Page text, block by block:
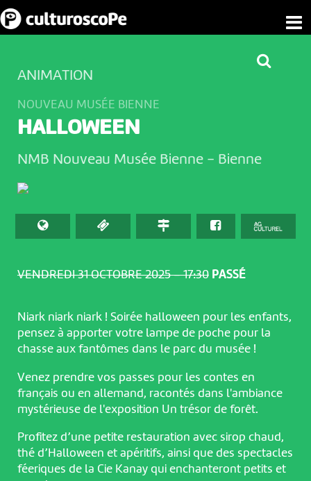
VENDREDI 31 OCTOBRE 2025 – 17:30 PASSÉ
ANIMATION
NOUVEAU MUSÉE BIENNE
HALLOWEEN
NMB Nouveau Musée Bienne - Bienne
Niark niark niark ! Soirée halloween pour les enfants,
pensez à apporter votre lampe de poche pour la
chasse aux fantômes dans le parc du musée !
Venez prendre vos passes pour les contes en
français ou en allemand, racontés dans l'ambiance
mystérieuse de l'exposition Un trésor de forêt.
Profitez d’une petite restauration avec sirop chaud,
thé d’Halloween et apéritifs, ainsi que des spectacles
féeriques de la Cie Kanay qui enchanteront petits et